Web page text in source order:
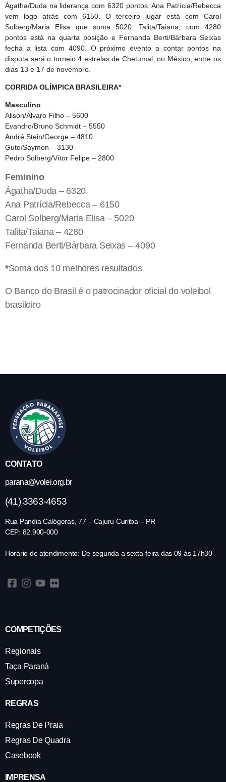
Ágatha/Duda na liderança com 6320 pontos. Ana Patrícia/Rebecca
vem logo atrás com 6150. O terceiro lugar está com Carol
Solberg/Maria Elisa que soma 5020. Talita/Taiana, com 4280
pontos está na quarta posição e Fernanda Berti/Bárbara Seixas
fecha a lista com 4090. O próximo evento a contar pontos na
disputa será o torneio 4 estrelas de Chetumal, no México, entre os
dias 13 e 17 de novembro.
CORRIDA OLÍMPICA BRASILEIRA*
Masculino
Alison/Álvaro Filho – 5600
Evandro/Bruno Schmidt – 5550
André Stein/George – 4810
Guto/Saymon – 3130
Pedro Solberg/Vítor Felipe – 2800
Feminino
Ágatha/Duda – 6320
Ana Patrícia/Rebecca – 6150
Carol Solberg/Maria Elisa – 5020
Talita/Taiana – 4280
Fernanda Berti/Bárbara Seixas – 4090
*Soma dos 10 melhores resultados
O Banco do Brasil é o patrocinador oficial do voleibol
brasileiro
CONTATO
parana@volei.org.br
(41) 3363-4653
Rua Pandia Calógeras, 77 – Cajuru Curitba – PR
CEP: 82.900-000
Horário de atendimento: De segunda a sexta-feira das 09 às 17h30
COMPETIÇÕES
Regionais
Taça Paraná
Supercopa
REGRAS
Regras De Praia
Regras De Quadra
Casebook
IMPRENSA